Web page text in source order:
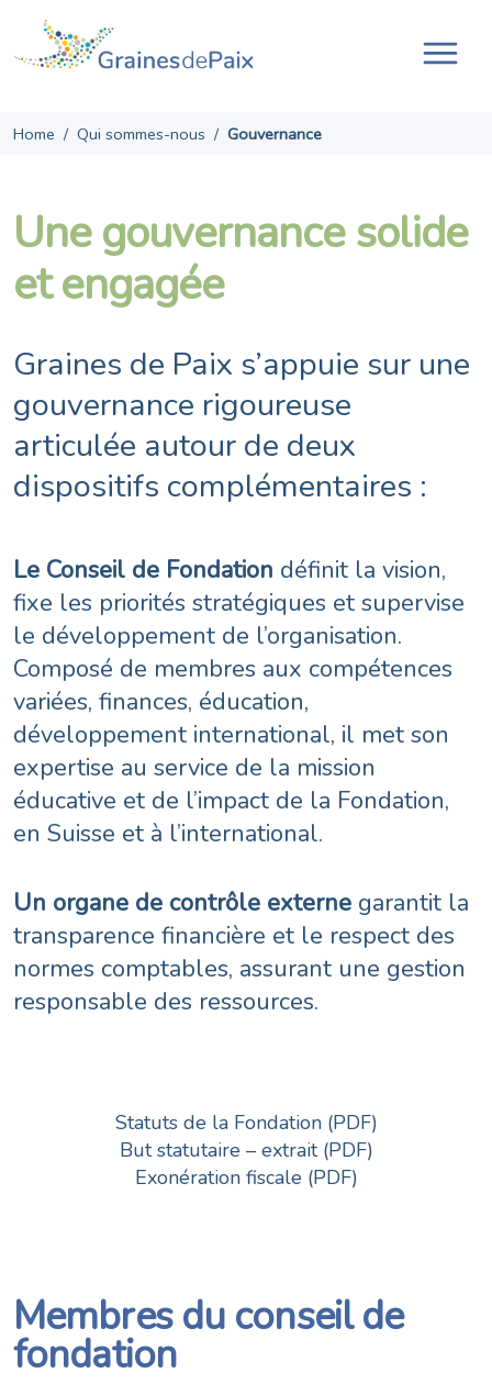
content
Home / Qui sommes-nous / Gouvernance
Une gouvernance solide
et engagée
Graines de Paix s’appuie sur une
gouvernance rigoureuse
articulée autour de deux
dispositifs complémentaires :
Le Conseil de Fondation définit la vision,
fixe les priorités stratégiques et supervise
le développement de l’organisation.
Composé de membres aux compétences
variées, finances, éducation,
développement international, il met son
expertise au service de la mission
éducative et de l’impact de la Fondation,
en Suisse et à l’international.
Un organe de contrôle externe garantit la
transparence financière et le respect des
normes comptables, assurant une gestion
responsable des ressources.
Statuts de la Fondation (PDF)
But statutaire – extrait (PDF)
Exonération fiscale (PDF)
Membres du conseil de
fondation